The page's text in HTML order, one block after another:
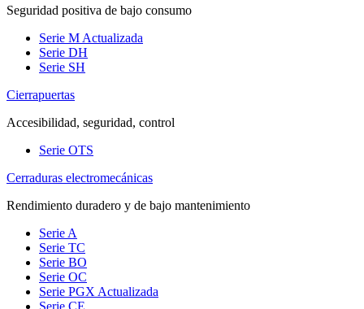
Seguridad positiva de bajo consumo
Serie M Actualizada
Serie DH
Serie SH
Cierrapuertas
Accesibilidad, seguridad, control
Serie OTS
Cerraduras electromecánicas
Rendimiento duradero y de bajo mantenimiento
Serie A
Serie TC
Serie BO
Serie OC
Serie PGX Actualizada
Serie CE